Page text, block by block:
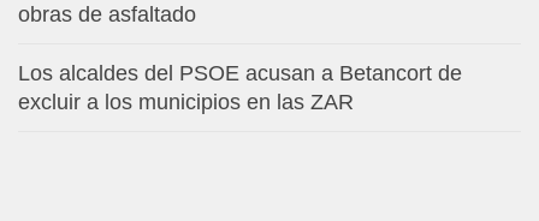
obras de asfaltado
Los alcaldes del PSOE acusan a Betancort de
excluir a los municipios en las ZAR